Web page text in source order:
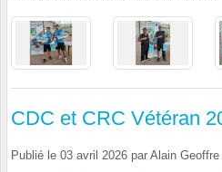
CDC et CRC Vétéran
Publié le 03 avril 2026 par Alain Geoffre